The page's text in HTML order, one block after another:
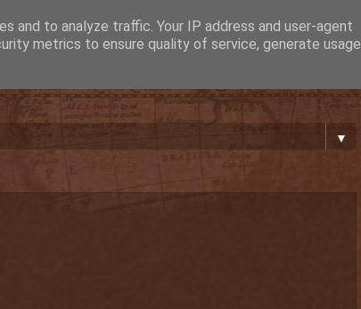
▼
and to analyze traffic. Your IP address and user-agent
metrics to ensure quality of service, generate usage